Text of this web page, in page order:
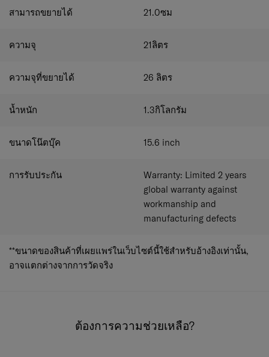
สองตัว ประเภท A และประเภท C
ที่ด้านข้างของกระเป๋าเป้สะพายหลังมีสองกระเป๋าพร้อม
ที่ด้านหลังมีแถบผ้าสำหรับติดกระเป๋าเป้สะพายหลังเข้า
นั้นมีช่องซิป และด้านหลังที่กระชับและรับกับสรีระ
กระเป๋าเป้สะพายหลัง ขนาด 30 x 43 x 15/21 ซม.
ขนาดแล็ปท็อปสูงสุด 25.9 x 37.5 x 2.8 ซม.
น้ำหนักเป้ 1.3 กก.
แล็ปท็อปแนวทแยง 15 - 15.6 นิ้ว
กระเป๋าเป้มีรูปแบบ A4, กระเป๋าด้านนอกด้านข้าง, ที่ยึด
กระเป๋า, สำหรับแท็บเล็ต, พร้อมระบบป้องกัน RFID,
การรับประกัน: การรับประกันแบบจำกัด 2 ปีทั่วโลก
สามารถขยายได้ 21.0ซม
ความจุ 21ลิตร
ความจุที่ขยายได้ 26 ลิตร
น้ำหนัก 1.3กิโลกรัม
ขนาดโน๊ตบุ๊ค 15.6 inch
การรับประกัน
Warranty: Limited 2 years
global warranty against
workmanship and
manufacturing defects
**ขนาดของสินค้าที่เผยแพร่ในเว็บไซต์นี้ใช้สำหรับอ้างอิงเท่านั้น,
อาจแตกต่างจากการวัดจริง
ต้องการความช่วยเหลือ?